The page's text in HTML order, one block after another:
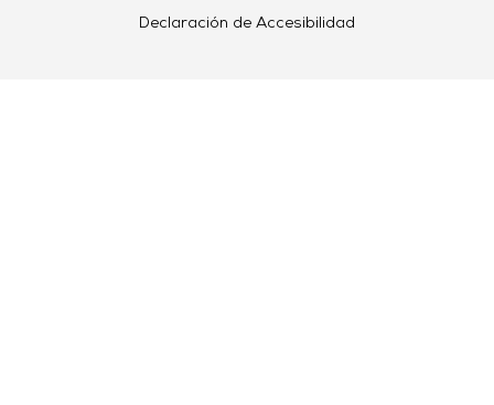
Declaración de Accesibilidad